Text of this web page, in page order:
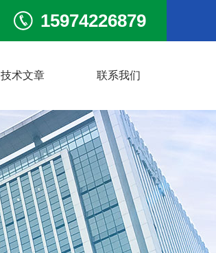
15974226879
技术文章 联系我们